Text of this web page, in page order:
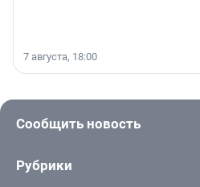
7 августа, 18:00
Сообщить новость
Рубрики